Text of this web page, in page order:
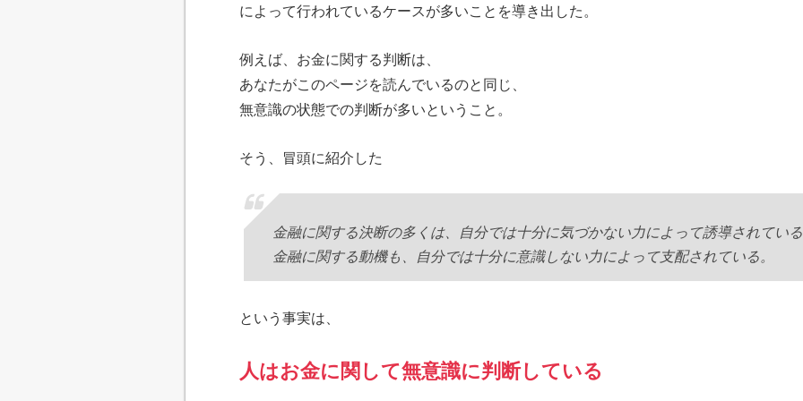
によって行われているケースが多いことを導き出した。
例えば、お金に関する判断は、
あなたがこのページを読んでいるのと同じ、
無意識の状態での判断が多いということ。
そう、冒頭に紹介した
金融に関する決断の多くは、自分では十分に気づかない力によって誘導されてい
金融に関する動機も、自分では十分に意識しない力によって支配されている。
という事実は、
人はお金に関して無意識に判断している